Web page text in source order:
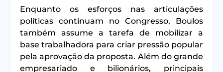
Enquanto os esforços nas articulações
políticas continuam no Congresso, Boulos
também assume a tarefa de mobilizar a
base trabalhadora para criar pressão popular
pela aprovação da proposta. Além do grande
empresariado e bilionários, principais